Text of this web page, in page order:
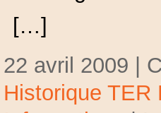
[…]
22 avril 2009 |
Historique TER